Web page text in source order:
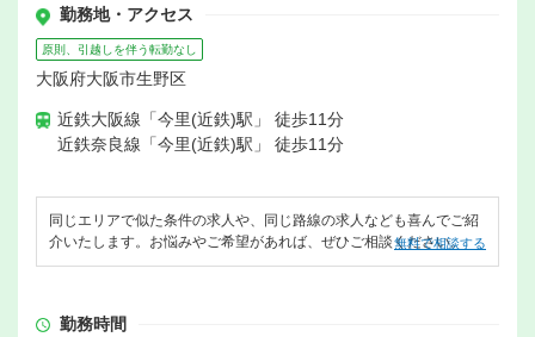
勤務地・アクセス
原則、引越しを伴う転勤なし
大阪府大阪市生野区
近鉄大阪線「今里(近鉄)駅」 徒歩11分
近鉄奈良線「今里(近鉄)駅」 徒歩11分
同じエリアで似た条件の求人や、同じ路線の求人なども喜んでご紹
介いたします。お悩みやご希望があれば、ぜひご相談ください。
無料で相談する
勤務時間